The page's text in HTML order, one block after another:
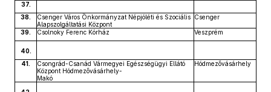
37.
38.
Csenger Város Önkormányzat Népjóléti és Szociális
Alapszolgáltatási Központ
Csenger
39. Csolnoky Ferenc Kórház Veszprém
40.
41.
Csongrád-Csanád Vármegyei Egészségügyi Ellátó
Központ Hódmezővásárhely-
Makó
Hódmezővásárhely